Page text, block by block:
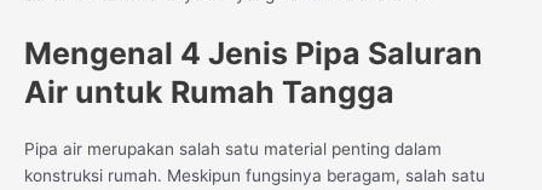
Mengenal 4 Jenis Pipa Saluran
Air untuk Rumah Tangga
Pipa air merupakan salah satu material penting dalam
konstruksi rumah. Meskipun fungsinya beragam, salah satu